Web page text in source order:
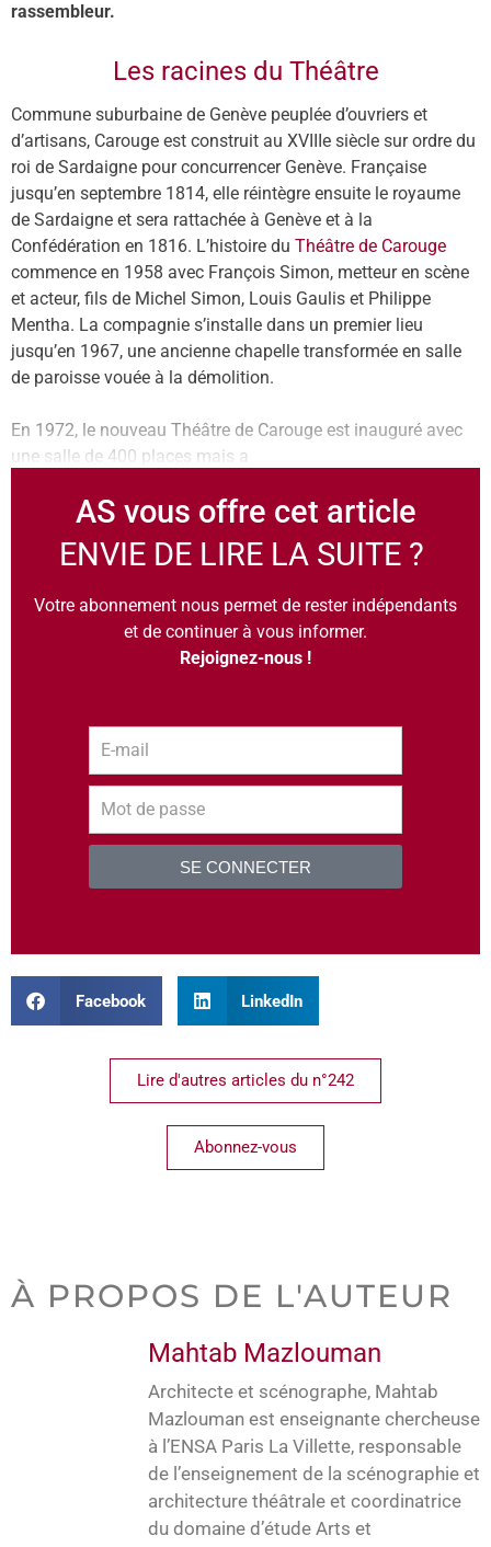
rassembleur.
Les racines du Théâtre
Commune suburbaine de Genève peuplée d’ouvriers et
d’artisans, Carouge est construit au XVIIIe siècle sur ordre du
roi de Sardaigne pour concurrencer Genève. Française
jusqu’en septembre 1814, elle réintègre ensuite le royaume
de Sardaigne et sera rattachée à Genève et à la
Confédération en 1816. L’histoire du Théâtre de Carouge
commence en 1958 avec François Simon, metteur en scène
et acteur, fils de Michel Simon, Louis Gaulis et Philippe
Mentha. La compagnie s’installe dans un premier lieu
jusqu’en 1967, une ancienne chapelle transformée en salle
de paroisse vouée à la démolition.
En 1972, le nouveau Théâtre de Carouge est inauguré avec
une salle de 400 places mais a
AS vous offre cet article
ENVIE DE LIRE LA SUITE ?
Votre abonnement nous permet de rester indépendants
et de continuer à vous informer.
Rejoignez-nous !
SE CONNECTER
Facebook LinkedIn
Lire d'autres articles du n°242
Abonnez-vous
À PROPOS DE L'AUTEUR
Mahtab Mazlouman
Architecte et scénographe, Mahtab
Mazlouman est enseignante chercheuse
à l’ENSA Paris La Villette, responsable
de l’enseignement de la scénographie et
architecture théâtrale et coordinatrice
du domaine d’étude Arts et